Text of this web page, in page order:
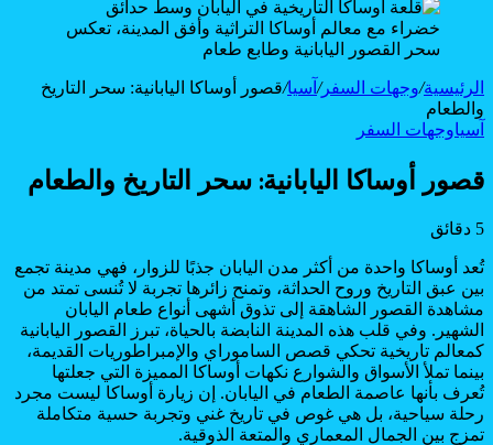
الرئيسية/وجهات السفر/ آسيا/قصور أوساكا اليابانية: سحر التاريخ
والطعام
آسياوجهات السفر
قصور أوساكا اليابانية: سحر التاريخ والطعام
5 دقائق
تُعد أوساكا واحدة من أكثر مدن اليابان جذبًا للزوار، فهي مدينة تجمع
بين عبق التاريخ وروح الحداثة، وتمنح زائرها تجربة لا تُنسى تمتد من
مشاهدة القصور الشاهقة إلى تذوق أشهى أنواع طعام اليابان
الشهير. وفي قلب هذه المدينة النابضة بالحياة، تبرز القصور اليابانية
كمعالم تاريخية تحكي قصص الساموراي والإمبراطوريات القديمة،
بينما تملأ الأسواق والشوارع نكهات أوساكا المميزة التي جعلتها
تُعرف بأنها عاصمة الطعام في اليابان. إن زيارة أوساكا ليست مجرد
رحلة سياحية، بل هي غوص في تاريخ غني وتجربة حسية متكاملة
تمزج بين الجمال المعماري والمتعة الذوقية.